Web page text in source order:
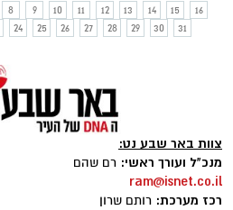
8 9 10 11 12 13 14 15
16
24 25 26 27 28 29 30 31
צוות באר שבע נט:
מנכ"ל ועורך ראשי: רם שהם
ram@isnet.co.il
רכז מערכת: רותם שרון